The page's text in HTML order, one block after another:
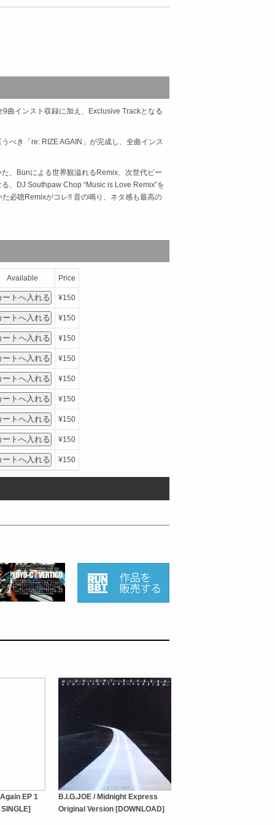
曲インスト収録に加え、Exclusive Trackとなる
べき「re: RIZE AGAIN」が完成し、全曲インス
、Bunによる世界観溢れるRemix、次世代ビー
、DJ Southpaw Chop “Music is Love Remix”を
必聴Remixがコレ!! 音の鳴り、ネタ感も最高の
Available Price
¥150
¥150
¥150
¥150
¥150
¥150
¥150
¥150
¥150
EP 1
B.I.G.JOE / Midnight Express
Original Version [DOWNLOAD]